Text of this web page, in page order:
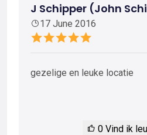
J Schipper (John
17 June 2016
gezelige en leuke locatie
0 Vind ik